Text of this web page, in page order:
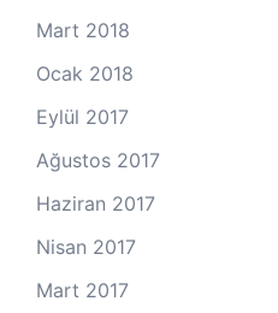
Mart 2018
Ocak 2018
Eylül 2017
Ağustos 2017
Haziran 2017
Nisan 2017
Mart 2017